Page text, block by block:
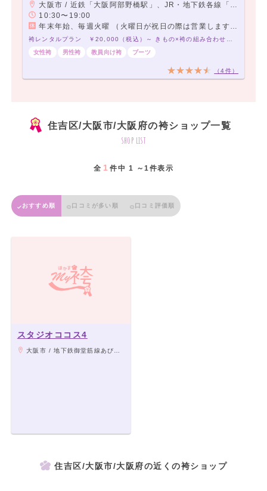
大阪市 / 近鉄「大阪阿部野橋駅」、JR・地下鉄各線「天王寺駅」、阪堺上町線「天王寺駅前駅」 よりすぐ
10:30〜19:00
年末年始、毎週火曜 （火曜日が祝日の際は営業します。）
袴レンタルプラン ￥20,000（税込）～ きもの×袴の組み合わせは21,000通り以上！アナタだけの袴コーデで最高の卒業式を！
女性袴
男性袴 教員向け袴 ブーツ
（4件）
住吉区/大阪市/大阪府の袴ショップ一覧
shop list
全 1 件中 1 ～1件表示
おすすめ順 口コミが多い順 口コミ評価順
スタジオココス4
大阪市 / 地下鉄御堂筋線あびこ駅徒歩3分
住吉区/大阪市/大阪府の近くの袴ショップ